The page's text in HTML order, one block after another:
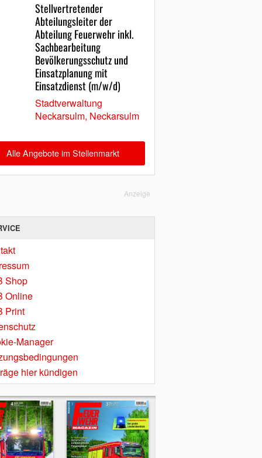
Stellvertretender
Abteilungsleiter der
Abteilung Feuerwehr inkl.
Sachbearbeitung
Bevölkerungsschutz und
Einsatzplanung mit
Einsatzdienst (m/w/d)
Stadtverwaltung
Neckarsulm, Neckarsulm
Alle Angebote im Stellenmarkt
Anzeige
Shop
Online
Print
Manager
hier kündigen